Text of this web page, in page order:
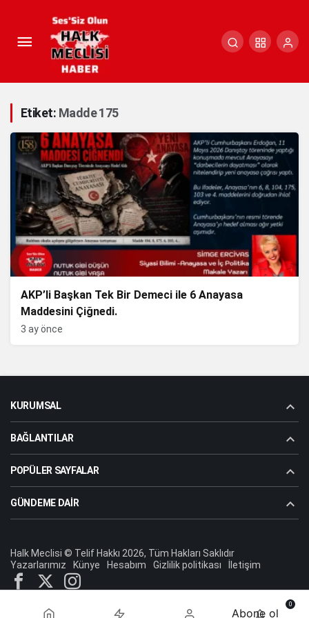
Etiket: Madde 175
AKP’li Başkan Tek Bir Demeci ile 6 Anayasa
Maddesini Çiğnedi.
3 ay önce
KURUMSAL
BAĞLANTILAR
POPÜLER SAYFALAR
GÜNDEME DAIR
Halk Meclisi © Telif Hakkı 2026, Tüm Hakları Saklıdır
Yazarlarımız
Künye Hesabım Gizlilik politikası İletişim
0
Abone ol